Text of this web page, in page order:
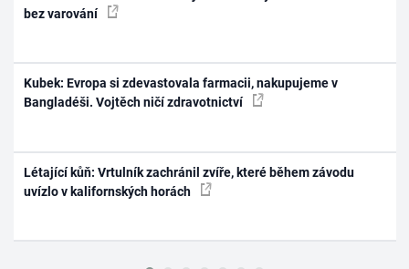
bez varování
Kubek: Evropa si zdevastovala farmacii, nakupujeme v
Bangladéši. Vojtěch ničí zdravotnictví
Létající kůň: Vrtulník zachránil zvíře, které během závodu
uvízlo v kalifornských horách